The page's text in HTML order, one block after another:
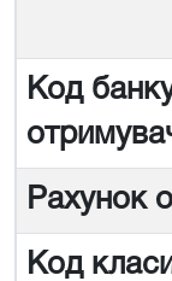
Код
Рахунок
Код